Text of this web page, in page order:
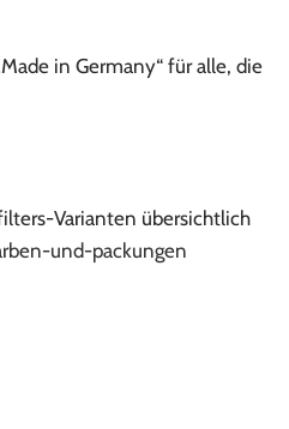
in Germany“ für alle, die
Varianten übersichtlich
und-packungen